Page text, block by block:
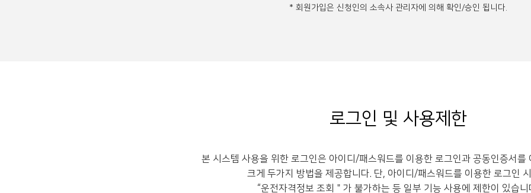
* 회원가입은 신청인의 소속사 관리자에 의해 확인/승인 됩니다.
로그인 및 사용제한
본 시스템 사용을 위한 로그인은 아이디/패스워드를 이용한 로그인과 공동인증서를
크게 두가지 방법을 제공합니다. 단, 아이디/패스워드를 이용한 로그인
“운전자격정보 조회＂가 불가하는 등 일부 기능 사용에 제한이 있습니